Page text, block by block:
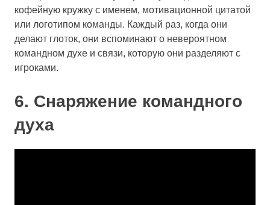
кофейную кружку с именем, мотивационной цитатой
или логотипом команды. Каждый раз, когда они
делают глоток, они вспоминают о невероятном
командном духе и связи, которую они разделяют с
игроками.
6. Снаряжение командного
духа